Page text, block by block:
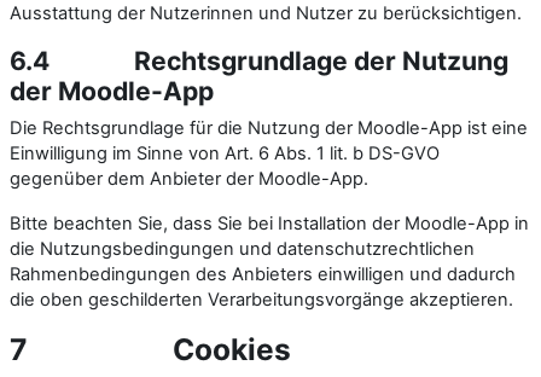
Ausstattung der Nutzerinnen und Nutzer zu berücksichtigen.
6.4 Rechtsgrundlage der Nutzung
der Moodle-App
Die Rechtsgrundlage für die Nutzung der Moodle-App ist eine
Einwilligung im Sinne von Art. 6 Abs. 1 lit. b DS-GVO
gegenüber dem Anbieter der Moodle-App.
Bitte beachten Sie, dass Sie bei Installation der Moodle-App in
die Nutzungsbedingungen und datenschutzrechtlichen
Rahmenbedingungen des Anbieters einwilligen und dadurch
die oben geschilderten Verarbeitungsvorgänge akzeptieren.
7 Cookies